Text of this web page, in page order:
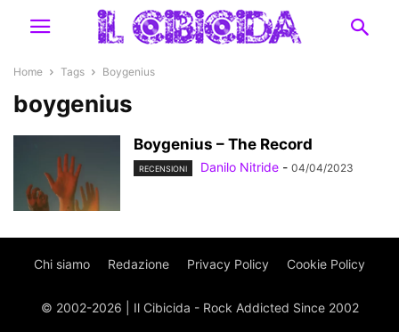
Home Tags Boygenius
boygenius
Boygenius – The Record
RECENSIONI Danilo Nitride - 04/04/2023
Chi siamo Redazione Privacy Policy Cookie Policy
© 2002-2026 | Il Cibicida - Rock Addicted Since 2002